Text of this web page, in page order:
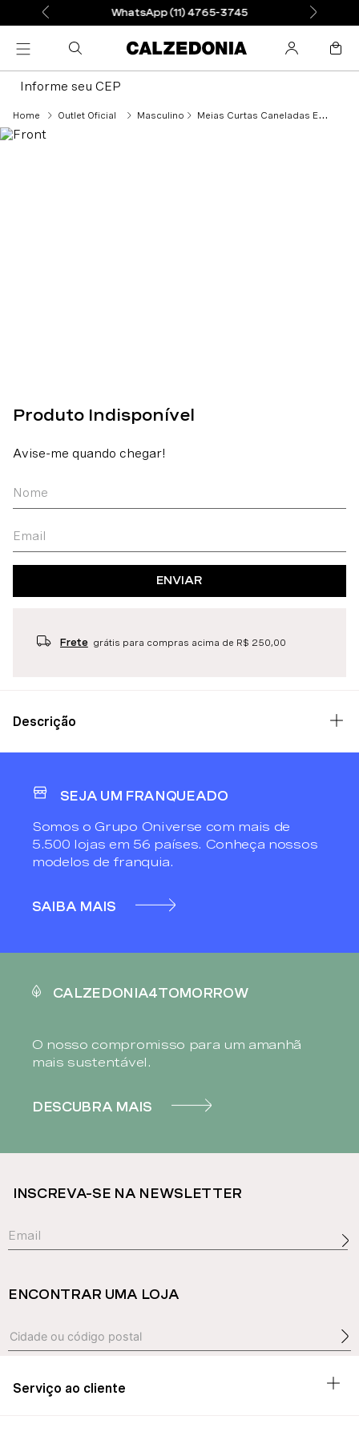
WhatsApp (11) 4765-3745
Informe seu CEP
Outlet Oficial Masculino Meias Curtas Caneladas Em Algodão Mercerizado Para Homem - Preto
ENVIAR
Frete grátis para compras acima de R$ 250,00
Descrição
SEJA UM FRANQUEADO
Somos o Grupo Oniverse com mais de
5.500 lojas em 56 países. Conheça nossos
modelos de franquia.
SAIBA MAIS
CALZEDONIA4TOMORROW
O nosso compromisso para um amanhã
mais sustentável.
DESCUBRA MAIS
INSCREVA-SE NA NEWSLETTER
ENCONTRAR UMA LOJA
Serviço ao cliente